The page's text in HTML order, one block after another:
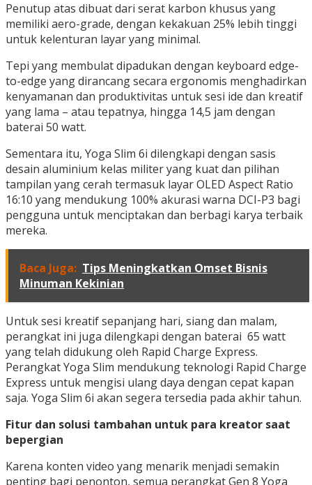
Penutup atas dibuat dari serat karbon khusus yang
memiliki aero-grade, dengan kekakuan 25% lebih tinggi
untuk kelenturan layar yang minimal.
Tepi yang membulat dipadukan dengan keyboard edge-
to-edge yang dirancang secara ergonomis menghadirkan
kenyamanan dan produktivitas untuk sesi ide dan kreatif
yang lama – atau tepatnya, hingga 14,5 jam dengan
baterai 50 watt.
Sementara itu, Yoga Slim 6i dilengkapi dengan sasis
desain aluminium kelas militer yang kuat dan pilihan
tampilan yang cerah termasuk layar OLED Aspect Ratio
16:10 yang mendukung 100% akurasi warna DCI-P3 bagi
pengguna untuk menciptakan dan berbagi karya terbaik
mereka.
Baca Juga: Tips Meningkatkan Omset Bisnis
Minuman Kekinian
Untuk sesi kreatif sepanjang hari, siang dan malam,
perangkat ini juga dilengkapi dengan baterai 65 watt
yang telah didukung oleh Rapid Charge Express.
Perangkat Yoga Slim mendukung teknologi Rapid Charge
Express untuk mengisi ulang daya dengan cepat kapan
saja. Yoga Slim 6i akan segera tersedia pada akhir tahun.
Fitur dan solusi tambahan untuk para kreator saat
bepergian
Karena konten video yang menarik menjadi semakin
penting bagi penonton, semua perangkat Gen 8 Yoga